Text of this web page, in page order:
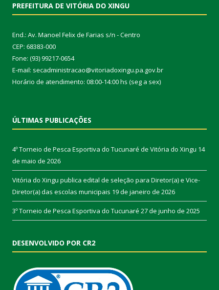
PREFEITURA DE VITÓRIA DO XINGU
End.: Av. Manoel Felix de Farias s/n - Centro
CEP: 68383-000
Fone: (93) 99217-0654
E-mail: secadministracao@vitoriadoxingu.pa.gov.br
Horário de atendimento: 08:00-14:00 hs (seg a sex)
ÚLTIMAS PUBLICAÇÕES
4º Torneio de Pesca Esportiva do Tucunaré de Vitória do Xingu 14
de maio de 2026
Vitória do Xingu publica edital de seleção para Diretor(a) e Vice-
Diretor(a) das escolas municipais 19 de janeiro de 2026
3º Torneio de Pesca Esportiva do Tucunaré 27 de junho de 2025
DESENVOLVIDO POR CR2